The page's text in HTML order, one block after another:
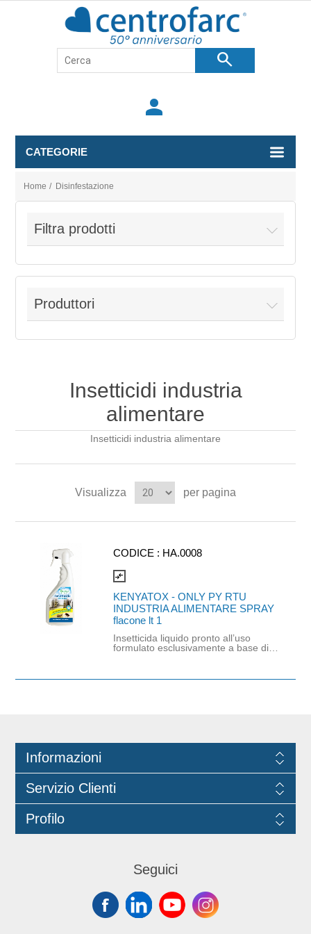
search
person
CATEGORIE
Home / Disinfestazione
Filtra prodotti
Produttori
Insetticidi industria
alimentare
Insetticidi industria alimentare
Visualizza per pagina
CODICE : HA.0008
compare_arrows
KENYATOX - ONLY PY RTU
INDUSTRIA ALIMENTARE SPRAY
flacone lt 1
Insetticida liquido pronto all’uso
formulato esclusivamente a base di
ambienti delle industrie alimentari. E'
striscianti. La sua azione insetticida è
insetti e grazie al Piretro naturale,
non induce fenomeni di resistenza o
assuefazione. Per le sue
caratteristiche può essere impiegato
litro.
Informazioni
Servizio Clienti
Profilo
Seguici